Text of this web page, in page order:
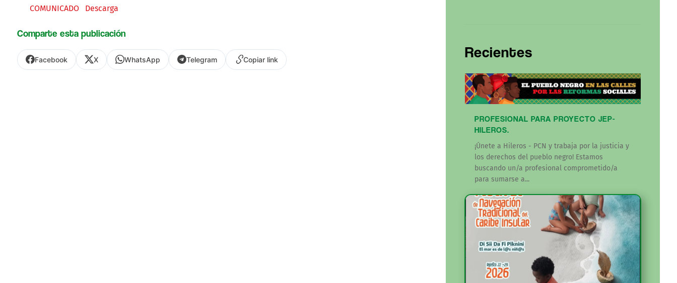
COMUNICADO Descarga
Comparte esta publicación
Facebook X WhatsApp Telegram Copiar link Recientes
PROFESIONAL PARA PROYECTO JEP-
HILEROS.
¡Únete a Hileros - PCN y trabaja por la justicia y
los derechos del pueblo negro! Estamos
buscando un/a profesional comprometido/a
para sumarse a...